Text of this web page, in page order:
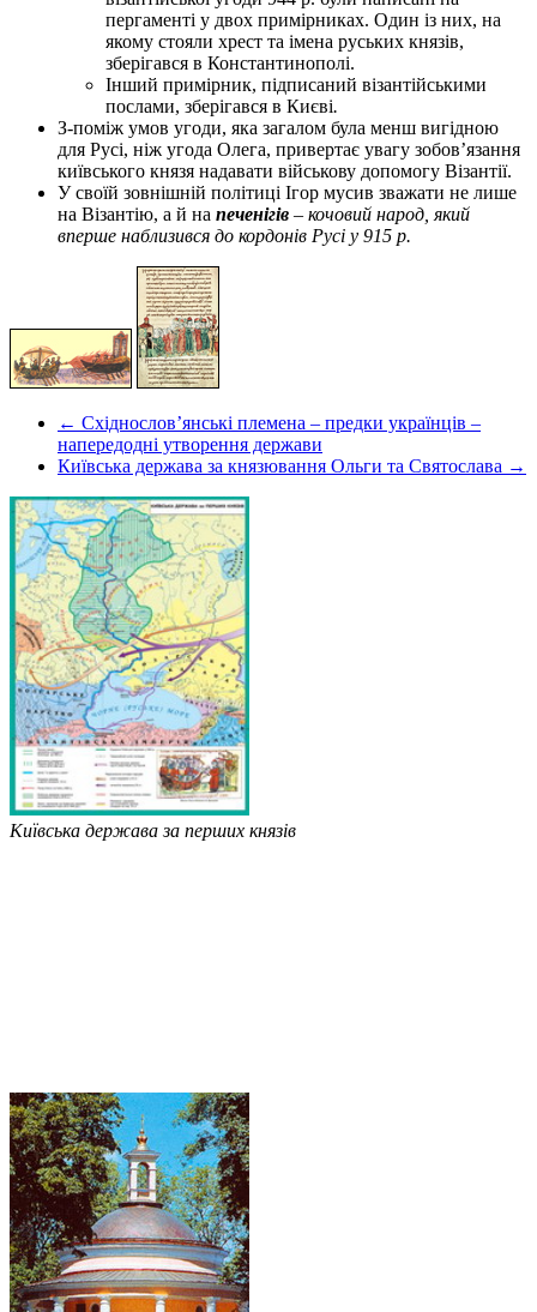
пергаменті у двох примірниках. Один із них, на
якому стояли хрест та імена руських князів,
зберігався в Константинополі.
Інший примірник, підписаний візантійськими
послами, зберігався в Києві.
З-поміж умов угоди, яка загалом була менш вигідною
для Русі, ніж угода Олега, привертає увагу зобов’язання
київського князя надавати військову допомогу Візантії.
У своїй зовнішній політиці Ігор мусив зважати не лише
на Візантію, а й на печенігів – кочовий народ, який
вперше наблизився до кордонів Русі у 915 р.
← Східнослов’янські племена – предки українців –
напередодні утворення держави
Київська держава за князювання Ольги та Святослава →
Київська держава за перших князів